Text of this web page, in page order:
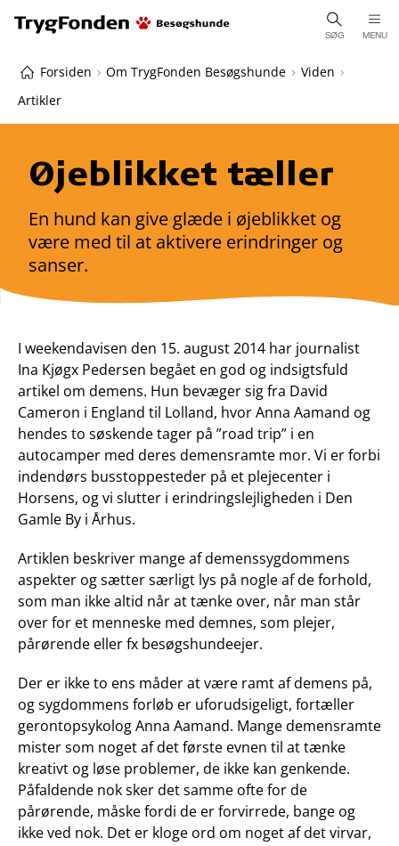
MENU
SØG
Forsiden Om TrygFonden Besøgshunde
Viden
Artikler
Øjeblikket tæller
En hund kan give glæde i øjeblikket og
være med til at aktivere erindringer og
sanser.
I weekendavisen den 15. august 2014 har journalist
Ina Kjøgx Pedersen begået en god og indsigtsfuld
artikel om demens. Hun bevæger sig fra David
Cameron i England til Lolland, hvor Anna Aamand og
hendes to søskende tager på ”road trip” i en
autocamper med deres demensramte mor. Vi er forbi
indendørs busstoppesteder på et plejecenter i
Horsens, og vi slutter i erindringslejligheden i Den
Gamle By i Århus.
Artiklen beskriver mange af demenssygdommens
aspekter og sætter særligt lys på nogle af de forhold,
som man ikke altid når at tænke over, når man står
over for et menneske med demnes, som plejer,
pårørende eller fx besøgshundeejer.
Der er ikke to ens måder at være ramt af demens på,
og sygdommens forløb er uforudsigeligt, fortæller
gerontopsykolog Anna Aamand. Mange demensramte
mister som noget af det første evnen til at tænke
kreativt og løse problemer, de ikke kan genkende.
Påfaldende nok sker det samme ofte for de
pårørende, måske fordi de er forvirrede, bange og
ikke ved nok. Det er kloge ord om noget af det virvar,